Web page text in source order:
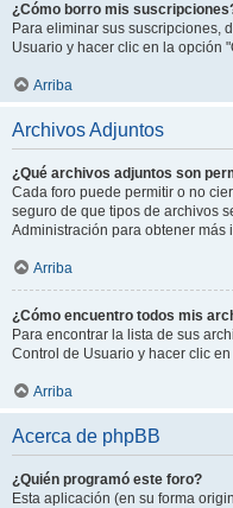
¿Cómo borro mis
Para eliminar sus suscripciones,
Usuario y hacer clic en la opción
Arriba
Archivos Adjuntos
¿Qué archivos adjuntos son
Cada foro puede permitir o no
seguro de que tipos de archivos
Administración para obtener más
Arriba
¿Cómo encuentro todos mis
Para encontrar la lista de sus
Control de Usuario y hacer clic
Arriba
Acerca de phpBB
¿Quién programó este foro?
Esta aplicación (en su forma